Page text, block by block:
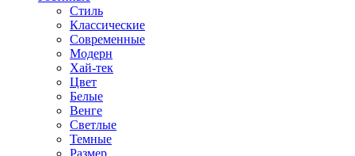
Стиль
Классические
Современные
Модерн
Хай-тек
Цвет
Белые
Венге
Светлые
Темные
Размер